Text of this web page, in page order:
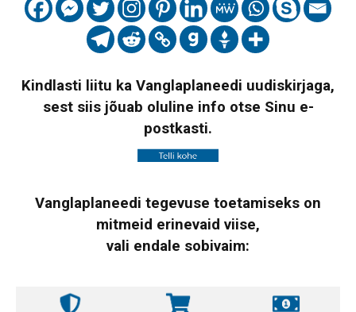
Kindlasti liitu ka Vanglaplaneedi uudiskirjaga,
sest siis jõuab oluline info otse Sinu e-
postkasti.
Vanglaplaneedi tegevuse toetamiseks on
mitmeid erinevaid viise,
vali endale sobivaim: